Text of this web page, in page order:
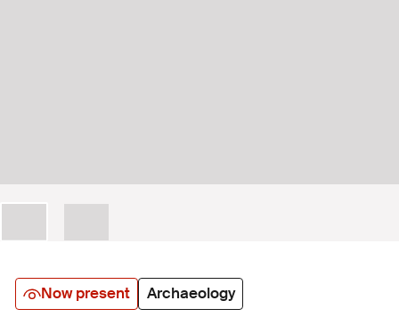
Now present Archaeology